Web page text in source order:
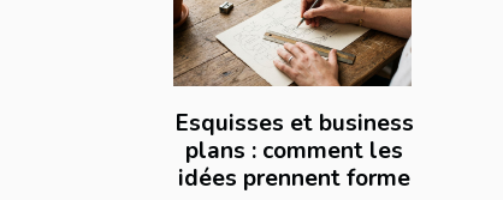
Esquisses et business
plans : comment les
idées prennent forme